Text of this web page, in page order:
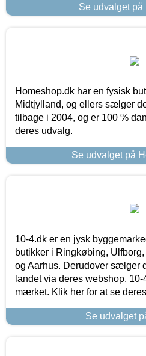
Se udvalget på
Homeshop.dk har en fysisk
Midtjylland, og ellers sælger
tilbage i 2004, og er 100 %
deres udvalg.
Se udvalget på
10-4.dk er en jysk
butikker i Ringkøbing,
og Aarhus. Derudover sælger
landet via deres webshop.
mærket. Klik her for at se
Se udvalget